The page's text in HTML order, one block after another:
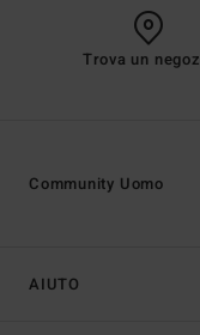
Trova un
AIUTO
Community Uomo